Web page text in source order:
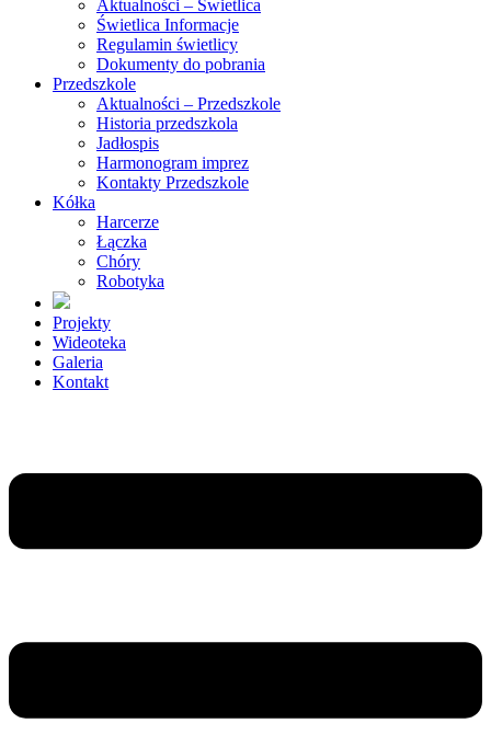
Aktualności – Świetlica
Świetlica Informacje
Regulamin świetlicy
Dokumenty do pobrania
Przedszkole
Aktualności – Przedszkole
Historia przedszkola
Jadłospis
Harmonogram imprez
Kontakty Przedszkole
Kółka
Harcerze
Łączka
Chóry
Robotyka
Projekty
Wideoteka
Galeria
Kontakt